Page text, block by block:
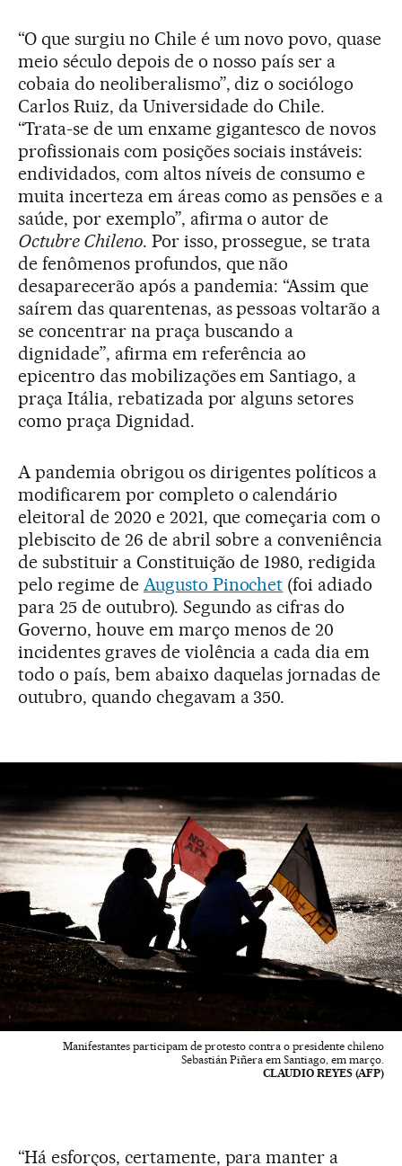
“O que surgiu no Chile é um novo povo, quase
meio século depois de o nosso país ser a
cobaia do neoliberalismo”, diz o sociólogo
Carlos Ruiz, da Universidade do Chile.
“Trata-se de um enxame gigantesco de novos
profissionais com posições sociais instáveis:
endividados, com altos níveis de consumo e
muita incerteza em áreas como as pensões e a
saúde, por exemplo”, afirma o autor de
Octubre Chileno. Por isso, prossegue, se trata
de fenômenos profundos, que não
desaparecerão após a pandemia: “Assim que
saírem das quarentenas, as pessoas voltarão a
se concentrar na praça buscando a
dignidade”, afirma em referência ao
epicentro das mobilizações em Santiago, a
praça Itália, rebatizada por alguns setores
como praça Dignidad.
A pandemia obrigou os dirigentes políticos a
modificarem por completo o calendário
eleitoral de 2020 e 2021, que começaria com o
plebiscito de 26 de abril sobre a conveniência
de substituir a Constituição de 1980, redigida
pelo regime de Augusto Pinochet (foi adiado
para 25 de outubro). Segundo as cifras do
Governo, houve em março menos de 20
incidentes graves de violência a cada dia em
todo o país, bem abaixo daquelas jornadas de
outubro, quando chegavam a 350.
Manifestantes participam de protesto contra o presidente chileno
Sebastián Piñera em Santiago, em março.
CLAUDIO REYES (AFP)
“Há esforços, certamente, para manter a